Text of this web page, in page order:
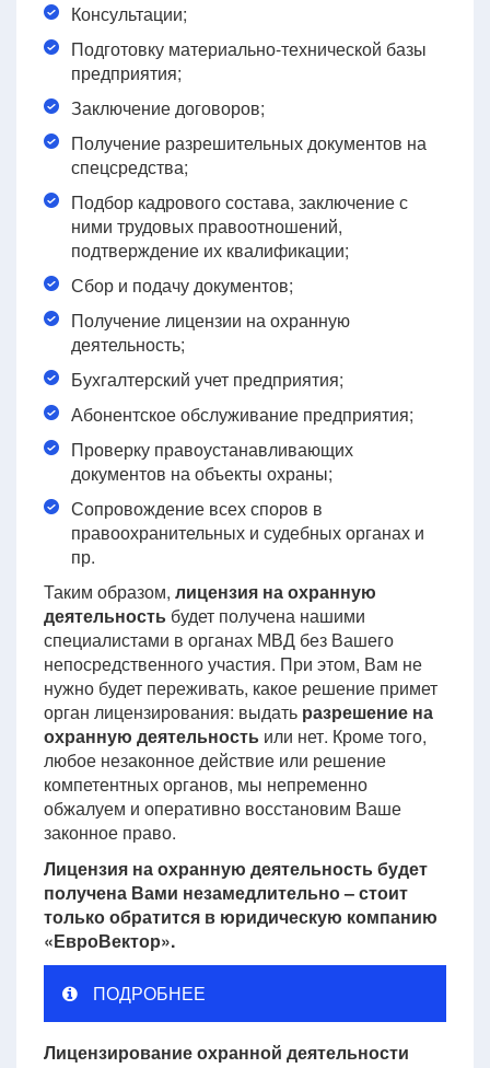
Консультации;
Подготовку материально-технической базы
предприятия;
Заключение договоров;
Получение разрешительных документов на
спецсредства;
Подбор кадрового состава, заключение с
ними трудовых правоотношений,
подтверждение их квалификации;
Сбор и подачу документов;
Получение лицензии на охранную
деятельность;
Бухгалтерский учет предприятия;
Абонентское обслуживание предприятия;
Проверку правоустанавливающих
документов на объекты охраны;
Сопровождение всех споров в
правоохранительных и судебных органах и
пр.
Таким образом, лицензия на охранную
деятельность будет получена нашими
специалистами в органах МВД без Вашего
непосредственного участия. При этом, Вам не
нужно будет переживать, какое решение примет
орган лицензирования: выдать разрешение на
охранную деятельность или нет. Кроме того,
любое незаконное действие или решение
компетентных органов, мы непременно
обжалуем и оперативно восстановим Ваше
законное право.
Лицензия на охранную деятельность будет
получена Вами незамедлительно – стоит
только обратится в юридическую компанию
«ЕвроВектор».
ПОДРОБНЕЕ
Лицензирование охранной деятельности